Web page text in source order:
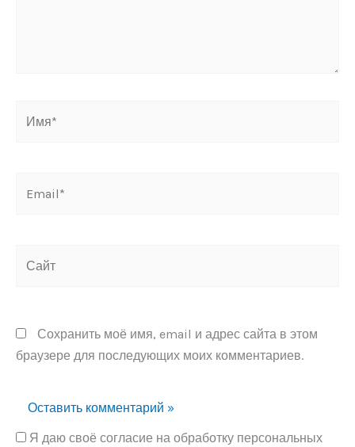
Сохранить моё имя, email и адрес сайта в этом
браузере для последующих моих комментариев.
Я даю своё согласие на обработку персональных